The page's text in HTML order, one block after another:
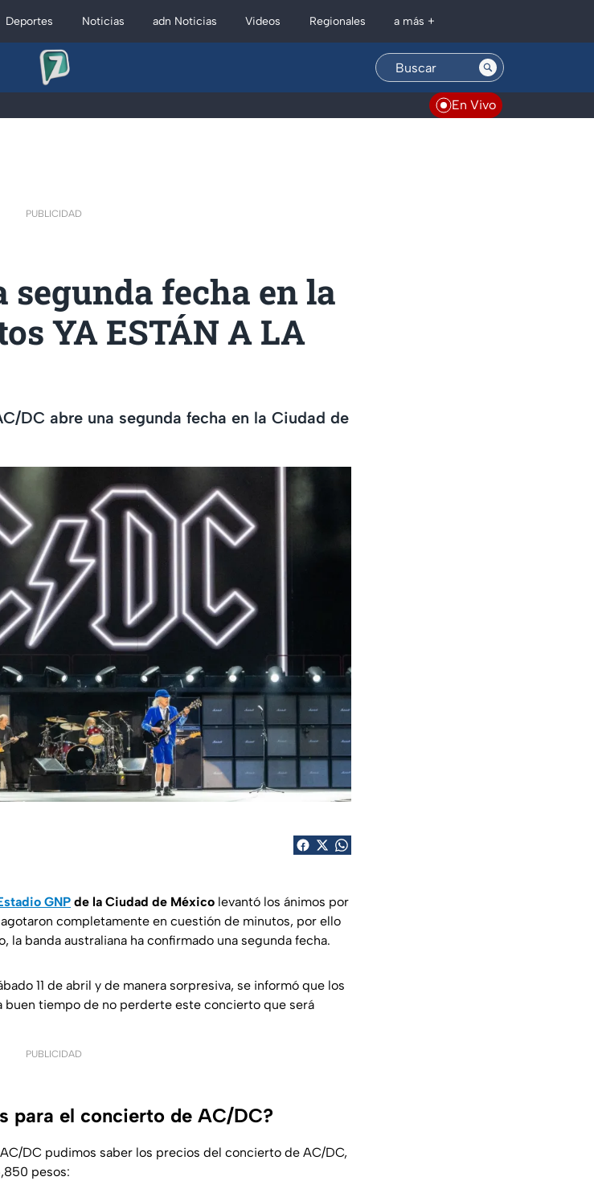
Deportes Noticias adn Noticias Videos Regionales a más +
En Vivo
PUBLICIDAD
segunda fecha en la
YA ESTÁN A LA
DC abre una segunda fecha en la Ciudad de
GNP de la Ciudad de México levantó los ánimos por
completamente en cuestión de minutos, por ello
la banda australiana ha confirmado una segunda fecha.
11 de abril y de manera sorpresiva, se informó que los
buen tiempo de no perderte este concierto que será
PUBLICIDAD
para el concierto de AC/DC?
DC pudimos saber los precios del concierto de AC/DC,
pesos: